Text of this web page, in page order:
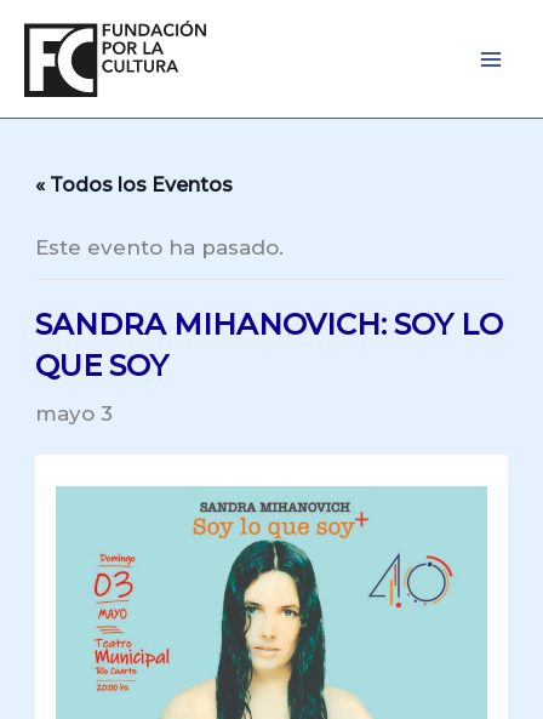
contenido
« Todos los Eventos
Este evento ha pasado.
SANDRA MIHANOVICH: SOY LO
QUE SOY
mayo 3